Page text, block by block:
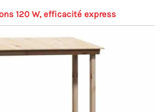
120 W, efficacité express